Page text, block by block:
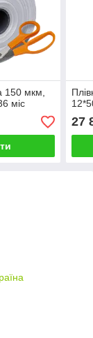
150 мкм,
міс
27